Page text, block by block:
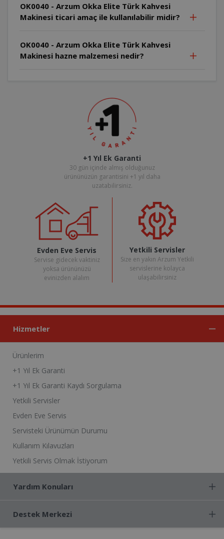
OK0040 - Arzum Okka Elite Türk Kahvesi
Makinesi ticari amaç ile kullanılabilir midir?
OK0040 - Arzum Okka Elite Türk Kahvesi
Makinesi hazne malzemesi nedir?
+1 Yıl Ek Garanti
30 gün içinde almış olduğunuz
ürününüzün garantisini +1 yıl daha
uzatabilirsiniz.
Evden Eve Servis
Servise gidecek vaktiniz
yoksa ürününüzü
evinizden alalım
Yetkili Servisler
Size en yakın Arzum Yetkili
servislerine kolayca
ulaşabilirsiniz
Hizmetler
Ürünlerim
+1 Yıl Ek Garanti
+1 Yıl Ek Garanti Kaydı Sorgulama
Yetkili Servisler
Evden Eve Servis
Servisteki Ürünümün Durumu
Kullanım Kılavuzları
Yetkili Servis Olmak İstiyorum
Yardım Konuları
Destek Merkezi